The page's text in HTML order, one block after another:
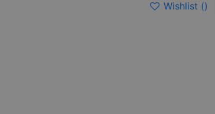
Wishlist ()